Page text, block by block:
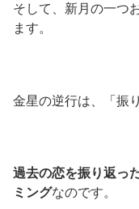
そして、新月の一つ
ます。
金星の逆行は、「振
過去の恋を振り返っ
ミングなのです。